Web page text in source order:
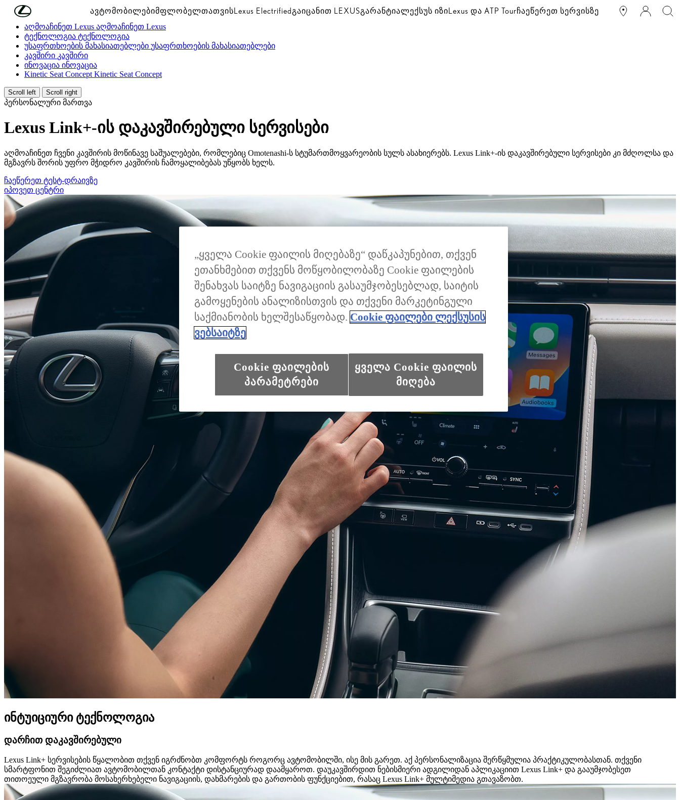
მთავარ კონტენტზე გადასვლა(დააჭირეთ შესვლას)
ავტომობილებიმფლობელთათვისLexus Electrifiedგაიცანით LEXUSგარანტიალექსუს იზიLexus და ATP Tourჩაეწერეთ სერვისზე
აღმოაჩინეთ Lexus აღმოაჩინეთ Lexus
ტექნოლოგია ტექნოლოგია
უსაფრთხოების მახასიათებლები უსაფრთხოების მახასიათებლები
კავშირი კავშირი
ინოვაცია ინოვაცია
Kinetic Seat Concept Kinetic Seat Concept
Scroll left Scroll right
პერსონალური მართვა
Lexus Link+-ის დაკავშირებული სერვისები
აღმოაჩინეთ ჩვენი კავშირის მოწინავე საშუალებები, რომლებიც Omotenashi-ს სტუმართმოყვარეობის სულს ასახიერებს. Lexus Link+-ის დაკავშირებული სერვისები კი მძღოლსა და
მგზავრს შორის უფრო მჭიდრო კავშირის ჩამოყალიბებას უწყობს ხელს.
ჩაეწერეთ ტესტ-დრაივზე
იპოვეთ ცენტრი
ინტუიციური ტექნოლოგია
დარჩით დაკავშირებული
Lexus Link+ სერვისების წყალობით თქვენ იგრძნობთ კომფორტს როგორც ავტომობილში, ისე მის გარეთ. აქ პერსონალიზაცია შერწყმულია პრაქტიკულობასთან. თქვენი
სმარტფონით შეგიძლიათ ავტომობილთან კონტაქტი დისტანციურად დაამყაროთ. დაუკავშირდით ნებისმიერი ადგილიდან აპლიკაციით Lexus Link+ და გააუმჯობესეთ
თითოეული მგზავრობა მოსახერხებელი ნავიგაციის, დახმარების და გართობის ფუნქციებით, რასაც Lexus Link+ მულტიმედია გთავაზობთ.
„ყველა Cookie ფაილის მიღებაზე“ დაწკაპუნებით, თქვენ
ეთანხმებით თქვენს მოწყობილობაზე Cookie ფაილების
შენახვას საიტზე ნავიგაციის გასაუმჯობესებლად, საიტის
გამოყენების ანალიზისთვის და თქვენი მარკეტინგული
საქმიანობის ხელშესაწყობად. Cookie ფაილები ლექსუსის
ვებსაიტზე
Cookie ფაილების
პარამეტრები
ყველა Cookie ფაილის
მიღება